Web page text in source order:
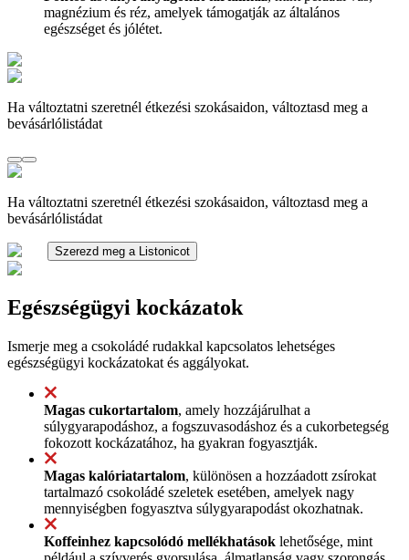
magnézium és réz, amelyek támogatják az általános
egészséget és jólétet.
Ha változtatni szeretnél étkezési szokásaidon, változtasd meg a
bevásárlólistádat
Ha változtatni szeretnél étkezési szokásaidon, változtasd meg a
bevásárlólistádat
Szerezd meg a Listonicot
Egészségügyi kockázatok
Ismerje meg a csokoládé rudakkal kapcsolatos lehetséges
egészségügyi kockázatokat és aggályokat.
Magas cukortartalom, amely hozzájárulhat a
súlygyarapodáshoz, a fogszuvasodáshoz és a cukorbetegség
fokozott kockázatához, ha gyakran fogyasztják.
Magas kalóriatartalom, különösen a hozzáadott zsírokat
tartalmazó csokoládé szeletek esetében, amelyek nagy
mennyiségben fogyasztva súlygyarapodást okozhatnak.
Koffeinhez kapcsolódó mellékhatások lehetősége, mint